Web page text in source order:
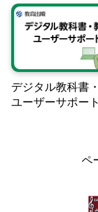
デジタル教科書
ユーザーサポート
ペ